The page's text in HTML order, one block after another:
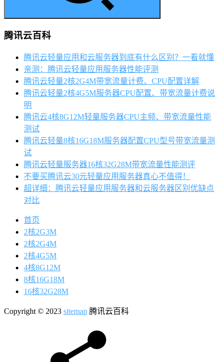
腾讯云百科
腾讯云轻量应用和云服务器到底有什么区别？一看就懂
亲测：腾讯云轻量应用服务器性能评测
腾讯云轻量2核2G4M带宽流量计费、CPU配置详解
腾讯云轻量2核4G5M服务器CPU配置、带宽流量计费说
明
腾讯云4核8G12M轻量服务器CPU主频、带宽流量性能
测试
腾讯云轻量8核16G18M服务器配置CPU型号带宽流量测
试
腾讯云轻量服务器16核32G28M带宽流量性能测评
不要买腾讯云30元轻量应用服务器真心不值得！
超详细：腾讯云轻量应用服务器和云服务器区别优缺点
对比
首页
2核2G3M
2核2G4M
2核4G5M
4核8G12M
8核16G18M
16核32G28M
Copyright © 2023 sitemap 腾讯云百科